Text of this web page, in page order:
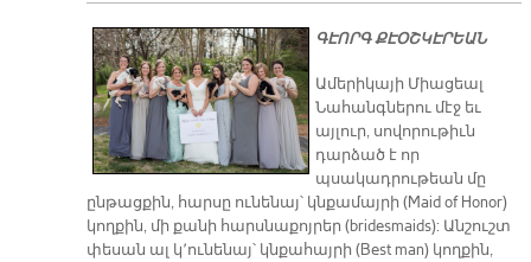
ԳԷՈՐԳ ՔԷՕՇԿԷՐԵԱՆ
Ամերիկայի Միացեալ
Նահանգներու մէջ եւ
այլուր, սովորութիւն
դարձած է որ
պսակադրութեան մը
ընթացքին, հարսը ունենայ՝ կնքամայրի (Maid of Honor)
կողքին, մի քանի հարսնաքոյրեր (bridesmaids): Անշուշտ
փեսան ալ կ՚ունենայ՝ կնքահայրի (Best man) կողքին,